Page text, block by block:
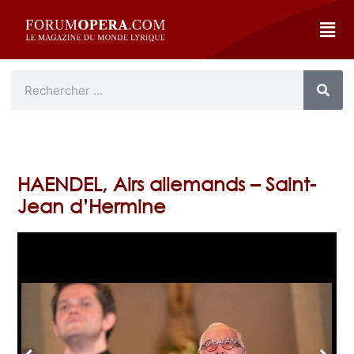
HAENDEL, Airs allemands – Saint-
Jean d’Hermine